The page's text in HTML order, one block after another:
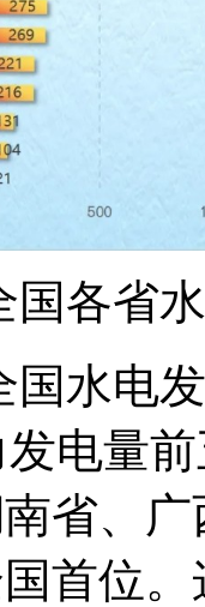
国各省
国水电
电量
省、
首位